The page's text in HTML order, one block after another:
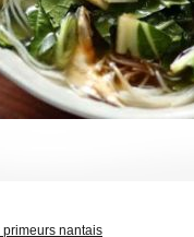
nantais